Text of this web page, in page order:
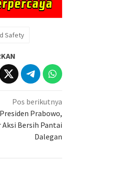
Safety
Pos berikutnya
Prabowo,
Bersih Pantai
Dalegan